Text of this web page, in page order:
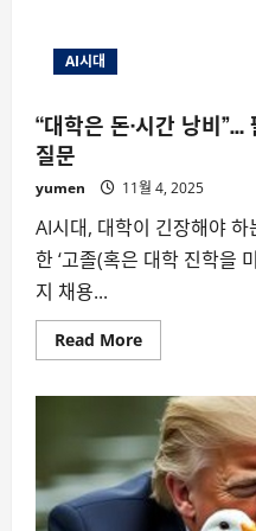
AI시대
“대학은 돈·시간 낭비
질문
yumen 11월 4, 2025
AI시대, 대학이 긴장해야
한 ‘고졸(혹은 대학 진학을
지 채용...
Read MoreRead
more
은
돈
·
시
간
낭
비”…